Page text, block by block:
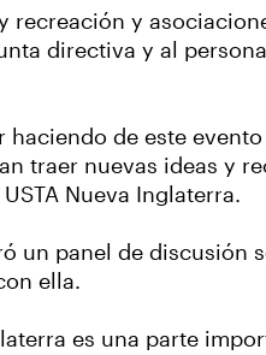
recreación y
directiva y al
haciendo de este evento
traer nuevas ideas y
Nueva Inglaterra.
un panel de discusión
ella.
es una parte